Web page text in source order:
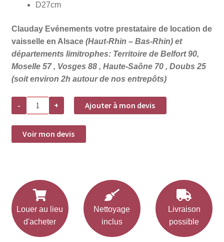
D27cm
Clauday Evénements votre prestataire de location de
vaisselle en Alsace (Haut-Rhin – Bas-Rhin) et
départements limitrophes: Territoire de Belfort 90,
Moselle 57 , Vosges 88 , Haute-Saône 70 , Doubs 25
(soit environ 2h autour de nos entrepôts)
-
quantité
Location
assiette
plate
+ Ajouter à mon devis
Voir mon devis
Louer au lieu
d'acheter
Nettoyage
inclus
Livraison
possible